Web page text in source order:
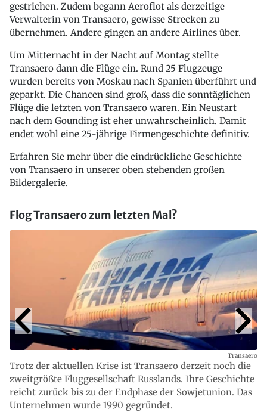
gestrichen. Zudem begann Aeroflot als derzeitige
Verwalterin von Transaero, gewisse Strecken zu
übernehmen. Andere gingen an andere Airlines über.
Um Mitternacht in der Nacht auf Montag stellte
Transaero dann die Flüge ein. Rund 25 Flugzeuge
wurden bereits von Moskau nach Spanien überführt und
geparkt. Die Chancen sind groß, dass die sonntäglichen
Flüge die letzten von Transaero waren. Ein Neustart
nach dem Gounding ist eher unwahrscheinlich. Damit
endet wohl eine 25-jährige Firmengeschichte definitiv.
Erfahren Sie mehr über die eindrückliche Geschichte
von Transaero in unserer oben stehenden großen
Bildergalerie.
Flog Transaero zum letzten Mal?
Trotz der aktuellen Krise ist Transaero derzeit noch die
zweitgrößte Fluggesellschaft Russlands. Ihre Geschichte
reicht zurück bis zu der Endphase der Sowjetunion. Das
Unternehmen wurde 1990 gegründet.
Transaero